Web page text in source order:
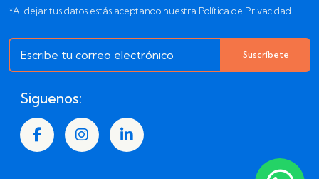
*Al dejar tus datos estás aceptando nuestra Política de Privacidad
Suscríbete
Siguenos: